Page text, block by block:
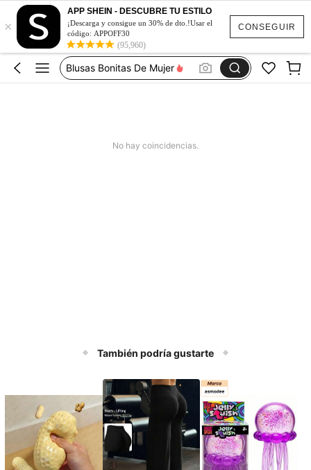
CONSEGUIR
×
APP SHEIN - DESCUBRE TU ESTILO
¡Descarga y consigue un 30% de dto.!Usar el
código: APPOFF30
(95,960)
Vestidos De Mujer Casual
Blusas Bonitas De Mujer
No hay coincidencias.
También podría gustarte